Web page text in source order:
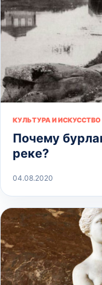
КУЛЬТУРА И ИСКУССТВО
Почему
реке?
04.08.2020